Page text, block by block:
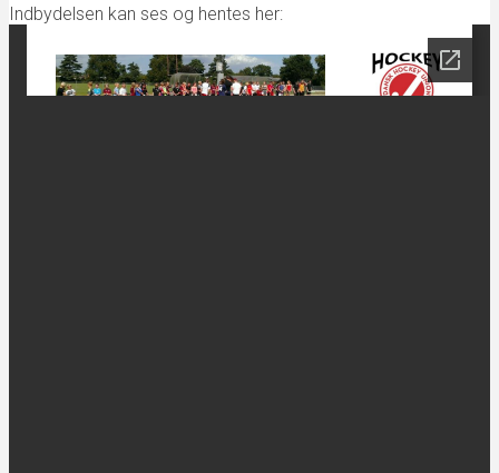
Indbydelsen kan ses og hentes her: